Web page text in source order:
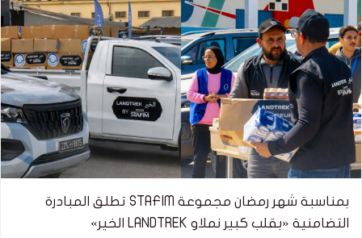
بمناسبة شهر رمضان مجموعة STAFIM تطلق المبادرة
التضامنية «بقلب كبير نملاو LANDTREK الخير»